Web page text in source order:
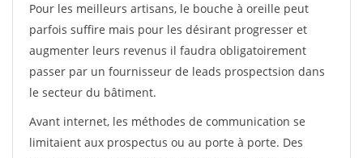
Pour les meilleurs artisans, le bouche à oreille peut
parfois suffire mais pour les désirant progresser et
augmenter leurs revenus il faudra obligatoirement
passer par un fournisseur de leads prospectsion dans
le secteur du bâtiment.
Avant internet, les méthodes de communication se
limitaient aux prospectus ou au porte à porte. Des